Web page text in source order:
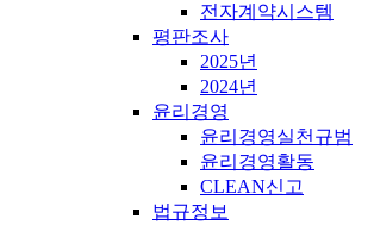
전자계약시스템
평판조사
2025년
2024년
윤리경영
윤리경영실천규범
윤리경영활동
CLEAN신고
법규정보